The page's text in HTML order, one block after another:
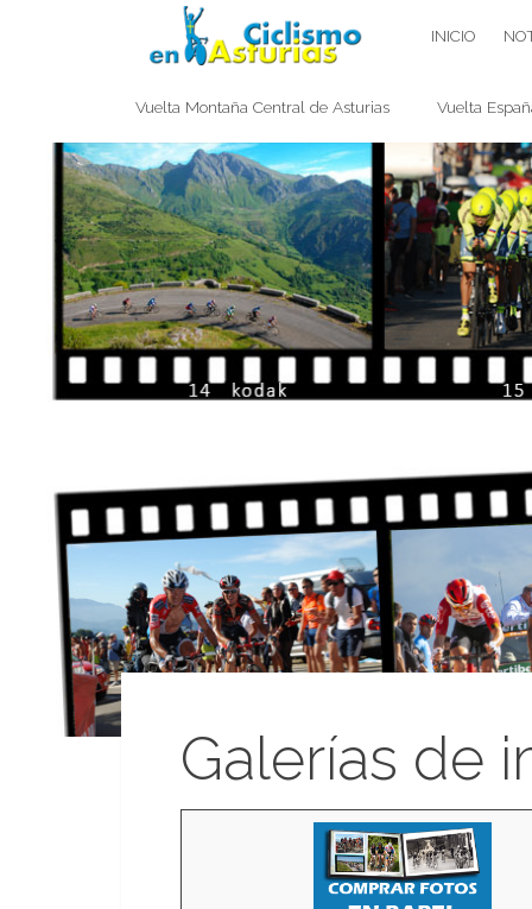
CICLISMO EN ASTURIAS INICIO
Vuelta Montaña Central de Asturias Vuelta
Galerías de